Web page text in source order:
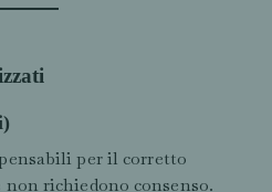
per il corretto
richiedono consenso.